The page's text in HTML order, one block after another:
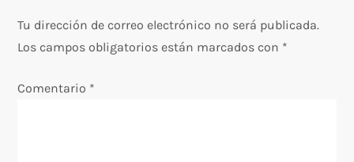
a
c
i
Tu dirección de correo electrónico no será publicada.
Los campos obligatorios están marcados con *
Comentario *